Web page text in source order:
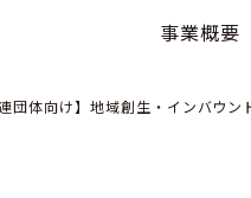
事業概要
団体向け】地域創生・インバウ